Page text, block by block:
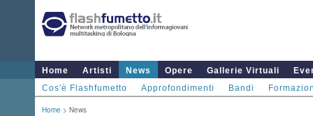
Home Artisti News Opere Gallerie Virtuali
Cos'è Flashfumetto
Approfondimenti Bandi
Home > News